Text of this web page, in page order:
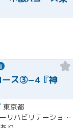
ース③−4『神
東京都
(一社) 日本アレルギーリハビリテーション協会